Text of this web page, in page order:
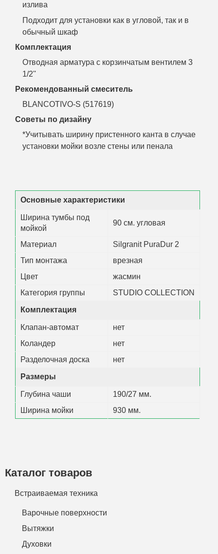
излива
Подходит для установки как в угловой, так и в
обычный шкаф
Комплектация
Отводная арматура с корзинчатым вентилем 3
1/2''
Рекомендованный смеситель
BLANCOTIVO-S (517619)
Советы по дизайну
*Учитывать ширину пристенного канта в случае
установки мойки возле стены или пенала
Основные характеристики
Ширина тумбы под
мойкой
90 см. угловая
Материал
Silgranit PuraDur 2
Тип монтажа
врезная
Цвет
жасмин
Категория группы
STUDIO COLLECTION
Комплектация
Клапан-автомат
нет
Коландер
нет
Разделочная доска
нет
Размеры
Глубина чаши
190/27 мм.
Ширина мойки
930 мм.
Каталог товаров
Встраиваемая техника
Варочные поверхности
Вытяжки
Духовки